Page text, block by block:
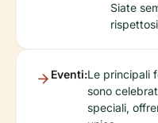
Siate
Eventi:Le principali
sono
speciali,